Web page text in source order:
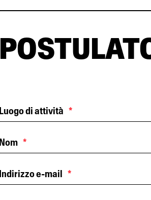
Luogo di attività *
Nom *
Indirizzo e-mail *